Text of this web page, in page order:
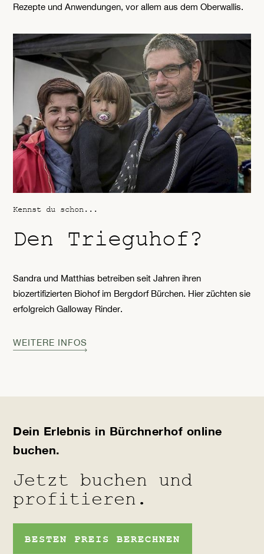
Rezepte und Anwendungen, vor allem aus dem Oberwallis.
Kennst du schon...
Den Trieguhof?
Sandra und Matthias betreiben seit Jahren ihren
biozertifizierten Biohof im Bergdorf Bürchen. Hier züchten sie
erfolgreich Galloway Rinder.
WEITERE INFOS
Dein Erlebnis in Bürchnerhof online
buchen.
Jetzt buchen und
profitieren.
BESTEN PREIS BERECHNEN